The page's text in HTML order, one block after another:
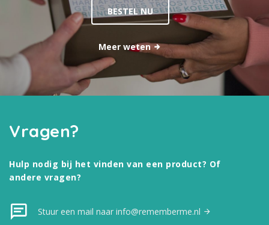
BESTEL NU
Meer weten
Vragen?
Hulp nodig bij het vinden van een product? Of
andere vragen?
Stuur een mail naar info@rememberme.nl